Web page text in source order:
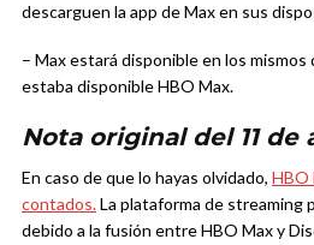
descarguen la app de Max en sus
– Max estará disponible en los
estaba disponible HBO Max.
Nota original del 11 de
En caso de que lo hayas olvidado, HBO
contados.La plataforma de streaming
debido a la fusión entre HBO Max y